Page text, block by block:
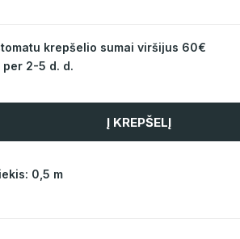
krepšelio sumai viršijus 60€
2-5 d. d.
Į KREPŠELĮ
0,5 m